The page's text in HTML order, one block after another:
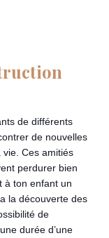
de différents
de nouvelles
Ces amitiés
perdurer bien
à ton enfant un
la découverte des
de
durée d’une